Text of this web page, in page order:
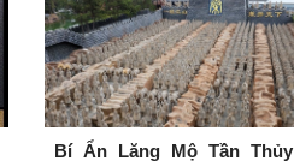
Bí Ẩn Lăng Mộ Tần Thủy